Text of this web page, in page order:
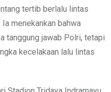
tertib berlalu lintas
menekankan bahwa
tanggung jawab Polri, tetapi
kecelakaan lalu lintas